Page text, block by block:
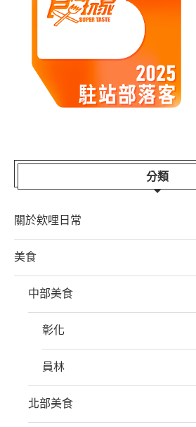
分類
關於欸哩日常
美食
中部美食
彰化
員林
北部美食